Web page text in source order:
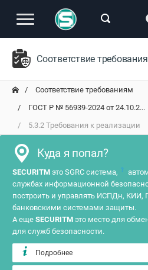
Соответствие
Соответствие требованиям
ГОСТ Р № 56939-2024 от 24.10.2...
5.3.2 Требования к реализации
Куда я попал?
SECURITM это SGRC система, ?
службах информационной
построить и управлять ИСПДн,
банковскими системами защиты.
А еще SECURITM это место для
для служб безопасности.
Подробнее